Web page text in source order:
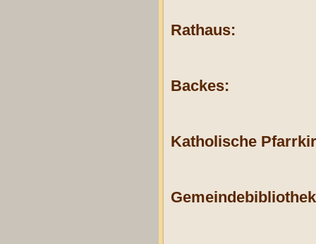
Rathaus:
Backes:
Katholische